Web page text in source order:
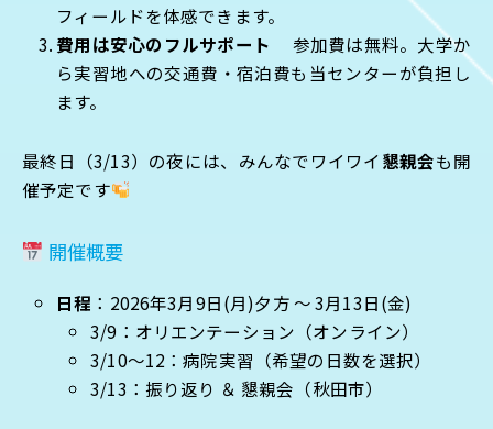
フィールドを体感できます。
費用は安心のフルサポート 参加費は無料。大学か
ら実習地への交通費・宿泊費も当センターが負担し
ます。
最終日（3/13）の夜には、みんなでワイワイ懇親会も開
催予定です
開催概要
日程 ：2026年3月9日(月)夕方 〜 3月13日(金)
3/9：オリエンテーション（オンライン）
3/10〜12：病院実習（希望の日数を選択）
3/13：振り返り ＆ 懇親会（秋田市）